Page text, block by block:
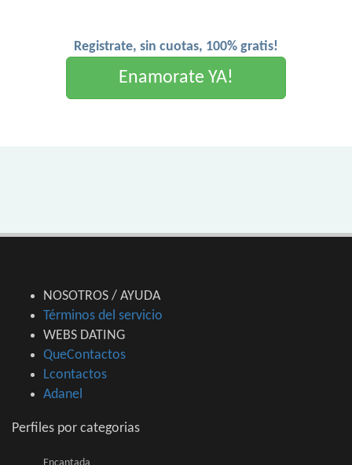
Registrate, sin cuotas, 100% gratis!
Enamorate YA!
NOSOTROS / AYUDA
Términos del servicio
WEBS DATING
QueContactos
Lcontactos
Adanel
Perfiles por categorias